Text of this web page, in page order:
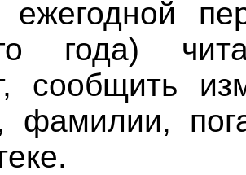
года)
сообщить
фамилии,